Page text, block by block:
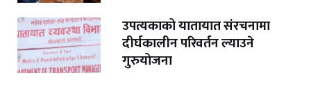
उपत्यकाको यातायात संरचनामा
दीर्घकालीन परिवर्तन ल्याउने
गुरुयोजना